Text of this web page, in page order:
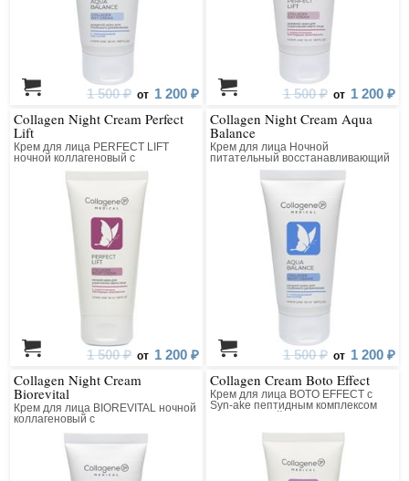
1 500 ₽ от 1 200 ₽ 1 500 ₽ от 1 200 ₽
Collagen Night Cream Perfect
Lift
Крем для лица PERFECT LIFT
ночной коллагеновый с
матриксилом
1 500 ₽ от 1 200 ₽
Collagen Night Cream Aqua
Balance
Крем для лица Ночной
питательный восстанавливающий
1 500 ₽ от 1 200 ₽
Collagen Night Cream
Biorevital
Крем для лица BIOREVITAL ночной
коллагеновый с
Collagen Cream Boto Effect
Крем для лица BOTO EFFECT с
Syn-ake пептидным комплексом